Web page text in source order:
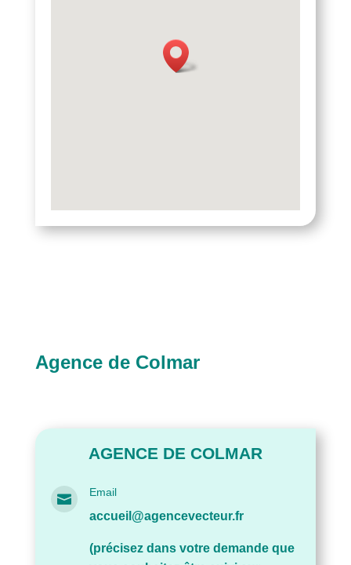
Agence de Colmar
AGENCE DE COLMAR
 Email
accueil@agencevecteur.fr
(précisez dans votre demande que